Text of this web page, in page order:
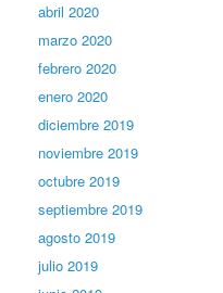
abril 2020
marzo 2020
febrero 2020
enero 2020
diciembre 2019
noviembre 2019
octubre 2019
septiembre 2019
agosto 2019
julio 2019